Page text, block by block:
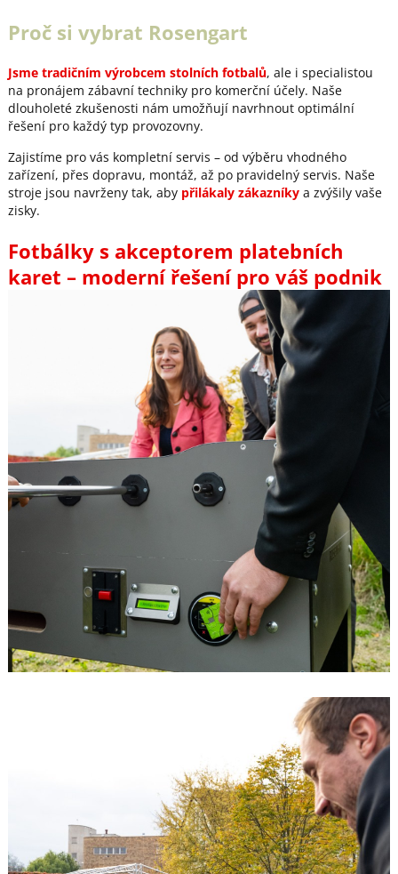
Proč si vybrat Rosengart
Jsme tradičním výrobcem stolních fotbalů, ale i specialistou
na pronájem zábavní techniky pro komerční účely. Naše
dlouholeté zkušenosti nám umožňují navrhnout optimální
řešení pro každý typ provozovny.
Zajistíme pro vás kompletní servis – od výběru vhodného
zařízení, přes dopravu, montáž, až po pravidelný servis. Naše
stroje jsou navrženy tak, aby přilákaly zákazníkya zvýšily vaše
zisky.
Fotbálky s akceptorem platebních
karet – moderní řešení pro váš podnik